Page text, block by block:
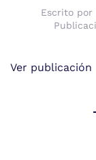
Escrito por
Ver publicación